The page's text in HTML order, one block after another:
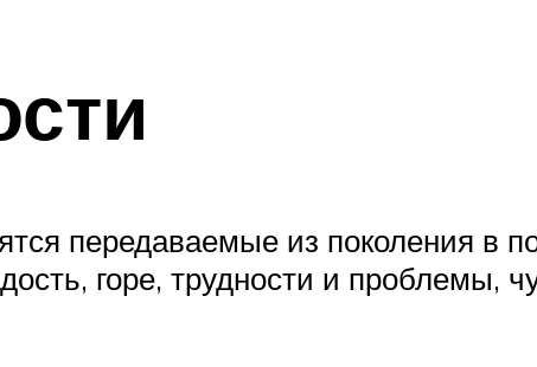
передаваемые из поколения в
горе, трудности и проблемы,